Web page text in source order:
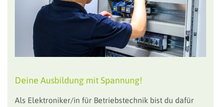
Deine Ausbildung mit Spannung!
Als Elektroniker/in für Betriebstechnik bist du dafür